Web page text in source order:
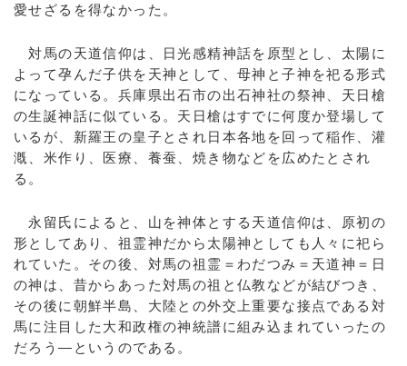
愛せざるを得なかった。
対馬の天道信仰は、日光感精神話を原型とし、太陽に
よって孕んだ子供を天神として、母神と子神を祀る形式
になっている。兵庫県出石市の出石神社の祭神、天日槍
の生誕神話に似ている。天日槍はすでに何度か登場して
いるが、新羅王の皇子とされ日本各地を回って稲作、灌
漑、米作り、医療、養蚕、焼き物などを広めたとされ
る。
永留氏によると、山を神体とする天道信仰は、原初の
形としてあり、祖霊神だから太陽神としても人々に祀ら
れていた。その後、対馬の祖霊＝わだつみ＝天道神＝日
の神は、昔からあった対馬の祖と仏教などが結びつき、
その後に朝鮮半島、大陸との外交上重要な接点である対
馬に注目した大和政権の神統譜に組み込まれていったの
だろう―というのである。